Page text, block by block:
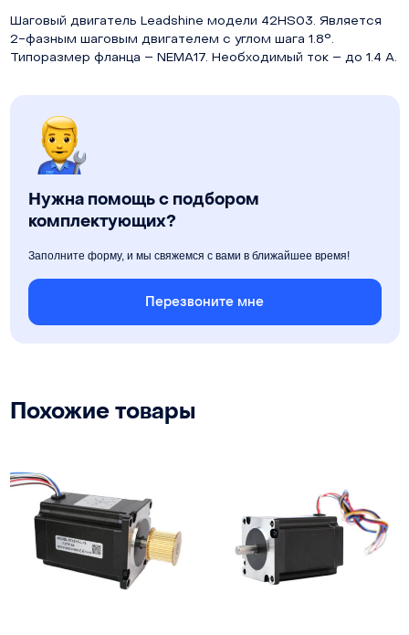
Шаговый двигатель Leadshine модели 42HS03. Является
2-фазным шаговым двигателем с углом шага 1.8°.
Типоразмер фланца – NEMA17. Необходимый ток – до 1.4 А.
Нужна помощь с подбором
комплектующих?
Заполните форму, и мы свяжемся с вами в ближайшее время!
Перезвоните мне
Похожие товары